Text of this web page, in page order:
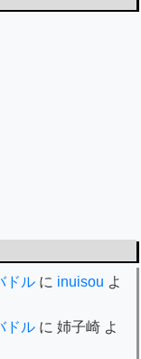
ドル に inuisou よ
ドル に 姉子崎 よ